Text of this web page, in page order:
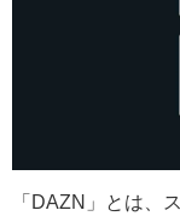
「DAZN」とは、